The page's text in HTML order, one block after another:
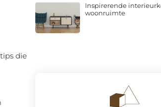
die
Inspirerende
woonruimte